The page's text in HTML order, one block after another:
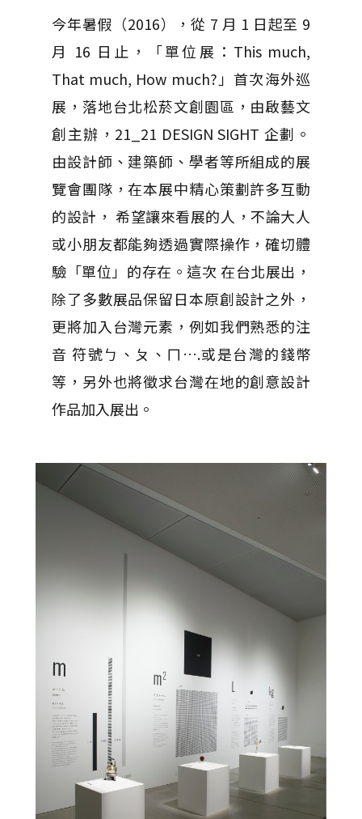
今年暑假（2016），從 7 月 1 日起至 9
月 16 日止，「單位展：This much,
That much, How much?」首次海外巡
展，落地台北松菸文創園區，由啟藝文
創主辦，21_21 DESIGN SIGHT 企劃。
由設計師、建築師、學者等所組成的展
覽會團隊，在本展中精心策劃許多互動
的設計， 希望讓來看展的人，不論大人
或小朋友都能夠透過實際操作，確切體
驗「單位」的存在。這次 在台北展出，
除了多數展品保留日本原創設計之外，
更將加入台灣元素，例如我們熟悉的注
音 符號ㄅ、ㄆ、ㄇ….或是台灣的錢幣
等，另外也將徵求台灣在地的創意設計
作品加入展出。